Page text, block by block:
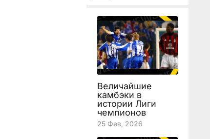
Величайшие
камбэки в
истории Лиги
чемпионов
25 Фев, 2026